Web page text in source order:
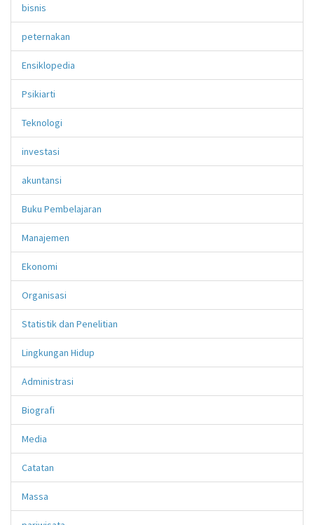
bisnis
peternakan
Ensiklopedia
Psikiarti
Teknologi
investasi
akuntansi
Buku Pembelajaran
Manajemen
Ekonomi
Organisasi
Statistik dan Penelitian
Lingkungan Hidup
Administrasi
Biografi
Media
Catatan
Massa